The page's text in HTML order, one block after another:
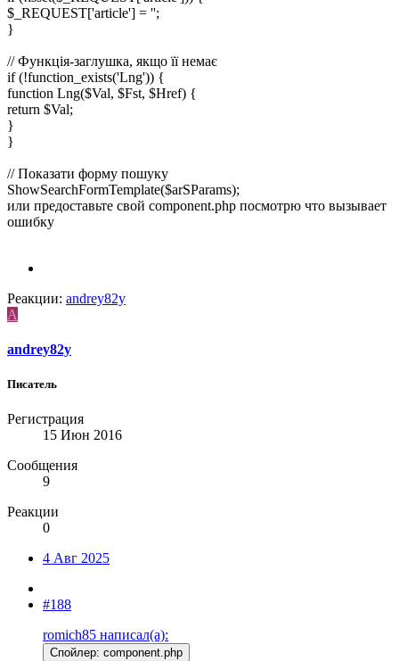
$_REQUEST['article'] = '';
}
// Функція-заглушка, якщо її немає
if (!function_exists('Lng')) {
function Lng($Val, $Fst, $Href) {
return $Val;
}
}
// Показати форму пошуку
ShowSearchFormTemplate($arSParams);
или предоставьте свой component.php посмотрю что вызывает
ошибку
Реакции: andrey82y
A
andrey82y
Писатель
Регистрация
15 Июн 2016
Сообщения
9
Реакции
0
4 Авг 2025
#188
romich85 написал(а):
Спойлер: component.php